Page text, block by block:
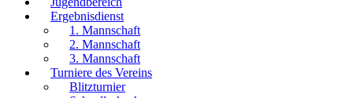
Ergebnisdienst
1. Mannschaft
2. Mannschaft
3. Mannschaft
Turniere des Vereins
Blitzturnier